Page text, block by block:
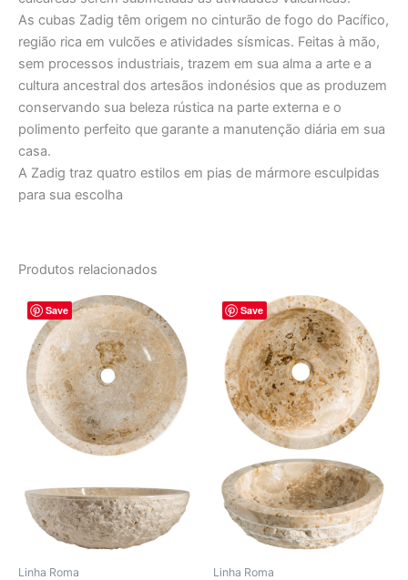
As cubas Zadig têm origem no cinturão de fogo do Pacífico,
região rica em vulcões e atividades sísmicas. Feitas à mão,
sem processos industriais, trazem em sua alma a arte e a
cultura ancestral dos artesãos indonésios que as produzem
conservando sua beleza rústica na parte externa e o
polimento perfeito que garante a manutenção diária em sua
casa.
A Zadig traz quatro estilos em pias de mármore esculpidas
para sua escolha
Produtos relacionados
Save
Linha Roma
O
preço
original
era:
R$ 3.088,00.
atual
é:
R$ 2.573,00.
Save
Linha Roma
O
preço
original
era:
R$ 2.309,00.
atual
é:
R$